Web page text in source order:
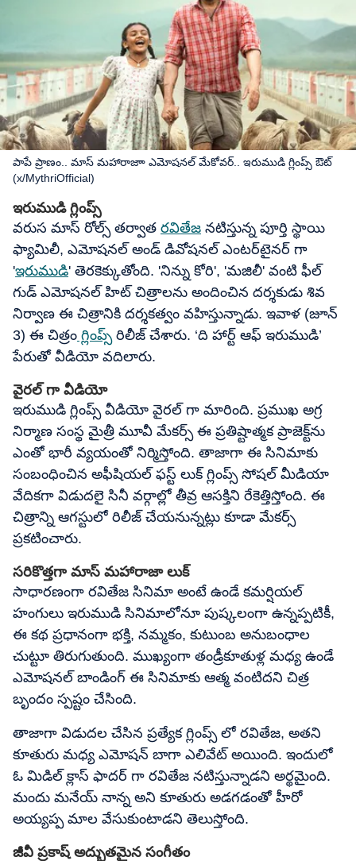
పాపే ప్రాణం.. మాస్ మహారాజాా ఎమోషనల్ మేకోవర్.. ఇరుముడి గ్లింప్స్ ఔట్
(x/MythriOfficial)
ఇరుముడి గ్లింప్స్
వరుస మాస్ రోల్స్ తర్వాత రవితేజ నటిస్తున్న పూర్తి స్థాయి
ఫ్యామిలీ, ఎమోషనల్ అండ్ డివోషనల్ ఎంటర్‌టైనర్ గా
'ఇరుముడి' తెరకెక్కుతోంది. 'నిన్ను కోరి', 'మజిలీ' వంటి ఫీల్
గుడ్ ఎమోషనల్ హిట్ చిత్రాలను అందించిన దర్శకుడు శివ
నిర్వాణ ఈ చిత్రానికి దర్శకత్వం వహిస్తున్నాడు. ఇవాళ (జూన్
3) ఈ చిత్రం గ్లింప్స్ రిలీజ్ చేశారు. ‘ది హార్ట్ ఆఫ్ ఇరుముడి’
పేరుతో వీడియో వదిలారు.
వైరల్ గా వీడియో
ఇరుముడి గ్లింప్స్ వీడియో వైరల్ గా మారింది. ప్రముఖ అగ్ర
నిర్మాణ సంస్థ మైత్రీ మూవీ మేకర్స్ ఈ ప్రతిష్టాత్మక ప్రాజెక్ట్‌ను
ఎంతో భారీ వ్యయంతో నిర్మిస్తోంది. తాజాగా ఈ సినిమాకు
సంబంధించిన అఫీషియల్ ఫస్ట్ లుక్ గ్లింప్స్ సోషల్ మీడియా
వేదికగా విడుదలై సినీ వర్గాల్లో తీవ్ర ఆసక్తిని రేకెత్తిస్తోంది. ఈ
చిత్రాన్ని ఆగస్టులో రిలీజ్ చేయనున్నట్లు కూడా మేకర్స్
ప్రకటించారు.
సరికొత్తగా మాస్ మహారాజా లుక్
సాధారణంగా రవితేజ సినిమా అంటే ఉండే కమర్షియల్
హంగులు ఇరుముడి సినిమాలోనూ పుష్కలంగా ఉన్నప్పటికీ,
ఈ కథ ప్రధానంగా భక్తి, నమ్మకం, కుటుంబ అనుబంధాల
చుట్టూ తిరుగుతుంది. ముఖ్యంగా తండ్రీకూతుళ్ల మధ్య ఉండే
ఎమోషనల్ బాండింగ్ ఈ సినిమాకు ఆత్మ వంటిదని చిత్ర
బృందం స్పష్టం చేసింది.
తాజాగా విడుదల చేసిన ప్రత్యేక గ్లింప్స్ లో రవితేజ, అతని
కూతురు మధ్య ఎమోషన్ బాగా ఎలివేట్ అయింది. ఇందులో
ఓ మిడిల్ క్లాస్ ఫాదర్ గా రవితేజ నటిస్తున్నాడని అర్థమైంది.
మందు మనేయ్ నాన్న అని కూతురు అడగడంతో హీరో
అయ్యప్ప మాల వేసుకుంటాడని తెలుస్తోంది.
జీవీ ప్రకాష్ అద్భుతమైన సంగీతం